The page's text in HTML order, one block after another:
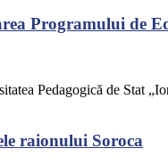
Programului de
Pedagogică de Stat
raionului Soroca